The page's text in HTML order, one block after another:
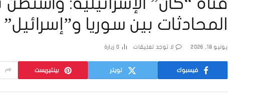
قناة “كان” الإسرائيلية:
المحادثات بين سوريا و”إسرائيل”
يونيو 18, 2026 لا توجد تعليقات 0 زيارة
فيسبوك تويتر بينتيريست